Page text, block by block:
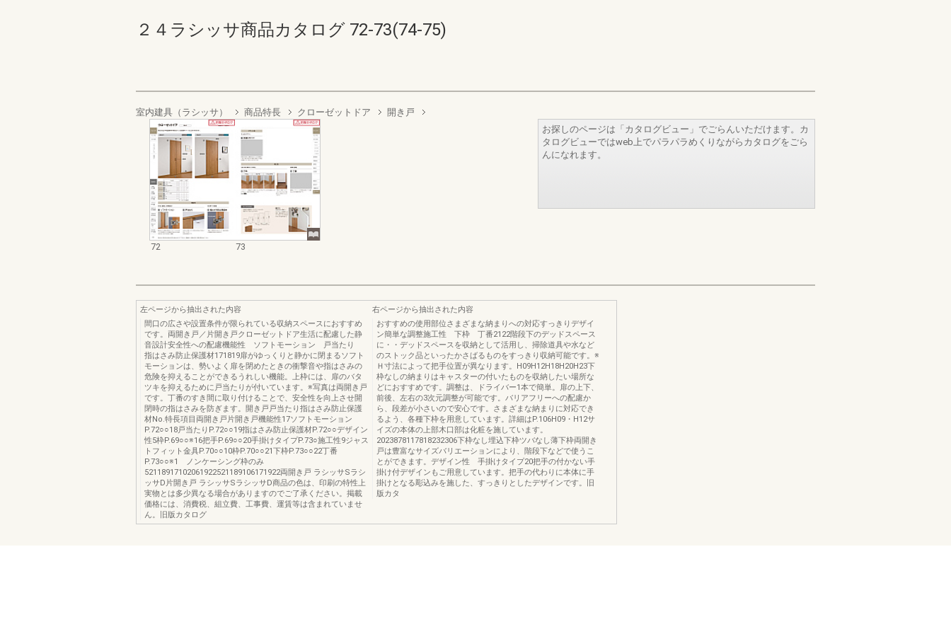
２４ラシッサ商品カタログ 72-73(74-75)
室内建具（ラシッサ） 商品特長 クローゼットドア 開き戸
72 73
お探しのページは「カタログビュー」でごらんいただけます。カ
タログビューではweb上でパラパラめくりながらカタログをごら
んになれます。
左ページから抽出された内容
間口の広さや設置条件が限られている収納スペースにおすすめ
です。両開き戸／片開き戸クローゼットドア生活に配慮した静
音設計安全性への配慮機能性 ソフトモーション 戸当たり
指はさみ防止保護材171819扉がゆっくりと静かに閉まるソフト
モーションは、勢いよく扉を閉めたときの衝撃音や指はさみの
危険を抑えることができるうれしい機能。上枠には、扉のバタ
ツキを抑えるために戸当たりが付いています。※写真は両開き戸
です。丁番のすき間に取り付けることで、安全性を向上させ開
閉時の指はさみを防ぎます。開き戸戸当たり指はさみ防止保護
材No.特長項目両開き戸片開き戸機能性17ソフトモーション
P.72○○18戸当たりP.72○○19指はさみ防止保護材P.72○○デザイン
性5枠P.69○○※16把手P.69○○20手掛けタイプP.73○施工性9ジャス
トフィット金具P.70○○10枠P.70○○21下枠P.73○○22丁番
P.73○○※1 ノンケーシング枠のみ
52118917102061922521189106171922両開き戸 ラシッサSラシ
ッサD片開き戸 ラシッサSラシッサD商品の色は、印刷の特性上
実物とは多少異なる場合がありますのでご了承ください。掲載
価格には、消費税、組立費、工事費、運賃等は含まれていませ
ん。旧版カタログ
右ページから抽出された内容
おすすめの使用部位さまざまな納まりへの対応すっきりデザイ
ン簡単な調整施工性 下枠 丁番2122階段下のデッドスペース
に・・デッドスペースを収納として活用し、掃除道具や水など
のストック品といったかさばるものをすっきり収納可能です。※
Ｈ寸法によって把手位置が異なります。H09H12H18H20H23下
枠なしの納まりはキャスターの付いたものを収納したい場所な
どにおすすめです。調整は、ドライバー1本で簡単。扉の上下、
前後、左右の3次元調整が可能です。バリアフリーへの配慮か
ら、段差が小さいので安心です。さまざまな納まりに対応でき
るよう、各種下枠を用意しています。詳細はP.106H09・H12サ
イズの本体の上部木口部は化粧を施しています。
2023878117818232306下枠なし埋込下枠ツバなし薄下枠両開き
戸は豊富なサイズバリエーションにより、階段下などで使うこ
とができます。デザイン性 手掛けタイプ20把手の付かない手
掛け付デザインもご用意しています。把手の代わりに本体に手
掛けとなる彫込みを施した、すっきりとしたデザインです。旧
版カタ